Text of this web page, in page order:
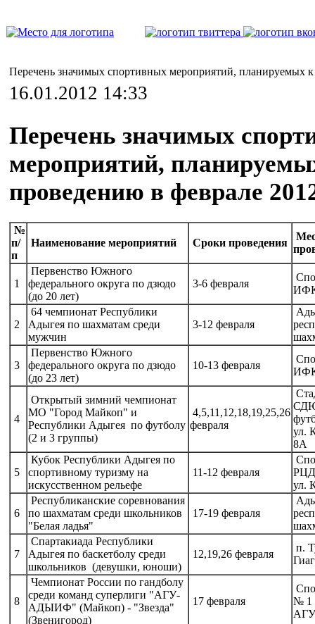
Перечень значимых спортивных мероприятий, планируемых
16.01.2012 14:33
Перечень значимых
мероприятий,
проведению в феврале
№
п/
п
Наименование мероприятий Сроки проведения
1
Первенство Южного
федерального округа по дзюдо
(до 20 лет)
3-6 февраля
2
64 чемпионат Республики
Адыгея по шахматам среди
мужчин
3-12 февраля
3
Первенство Южного
федерального округа по дзюдо
(до 23 лет)
10-13 февраля
4
Открытый зимний чемпионат
МО "Город Майкоп" и
Республики Адыгея по футболу
(2 и 3 группы)
4,5,11,12,18,19,25,26
февраля
ул.
8А
5
Кубок Республики Адыгея по
спортивному туризму на
искусственном рельефе
11-12 февраля
ул.
6
Республиканские соревнования
по шахматам среди школьников
"Белая ладья"
17-19 февраля
7
Спартакиада Республики
Адыгея по баскетболу среди
школьников (девушки, юноши)
12,19,26 февраля
п.
8
Чемпионат России по гандболу
среди команд суперлиги "АГУ-
АДЫИФ" (Майкоп) - "Звезда"
(Звенигород)
17 февраля
№ 1
АГУ